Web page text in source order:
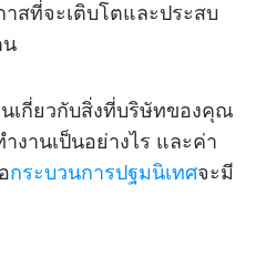
สที่จะเติบโตและประสบ
น
เกี่ยวกับสิ่งที่บริษัทของคุณ
งานเป็นอย่างไร และค่า
กระบวนการปฐมนิเทศจะมี